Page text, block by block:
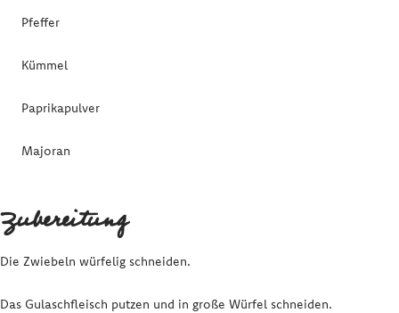
Pfeffer
Kümmel
Paprikapulver
Majoran
Zubereitung
Die Zwiebeln würfelig schneiden.
Das Gulaschfleisch putzen und in große Würfel schneiden.